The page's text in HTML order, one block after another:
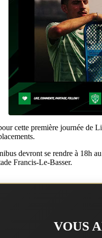
cette première journée
devront se rendre à 18h
Francis-Le-Basser.
VOUS